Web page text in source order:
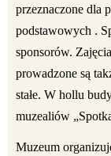
przeznaczone dla
podstawowych .
sponsorów.
prowadzone są
stałe. W hollu
muzealiów
Muzeum